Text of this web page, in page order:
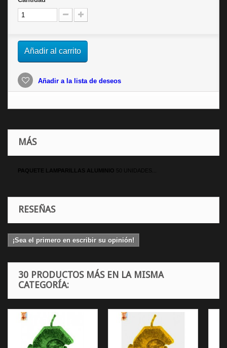
Añadir al carrito
Añadir a la lista de deseos
MÁS
PAQUETE LAMPARILLAS ALUMINIO 50 UNIDADES...
RESEÑAS
¡Sea el primero en escribir su opinión!
30 PRODUCTOS MÁS EN LA MISMA
CATEGORÍA: